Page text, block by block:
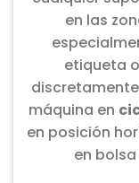
en las
etiqueta
máquina en
en posición
en